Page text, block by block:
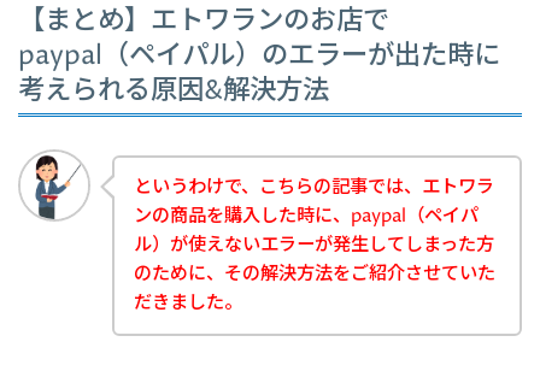
【まとめ】エトワランのお店で
paypal（ペイパル）のエラーが出た時に
考えられる原因&解決方法
というわけで、こちらの記事では、エトワラ
ンの商品を購入した時に、paypal（ペイパ
ル）が使えないエラーが発生してしまった方
のために、その解決方法をご紹介させていた
だきました。